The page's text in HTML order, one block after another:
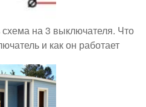
на 3 выключателя. Что
и как он работает